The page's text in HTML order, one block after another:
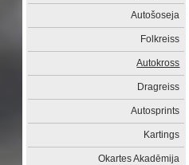
Autošoseja
Folkreiss
Autokross
Dragreiss
Autosprints
Kartings
Okartes Akadēmija